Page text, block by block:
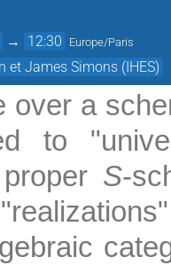
→ 12:30 Europe/Paris
et James Simons (IHES)
over a
to
S-